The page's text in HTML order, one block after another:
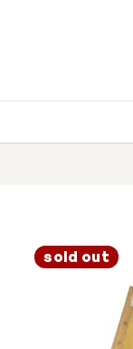
sold out